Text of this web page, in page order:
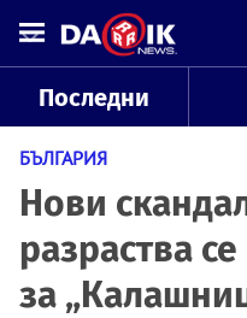
Последни
БЪЛГАРИЯ
Нови
разраства
за